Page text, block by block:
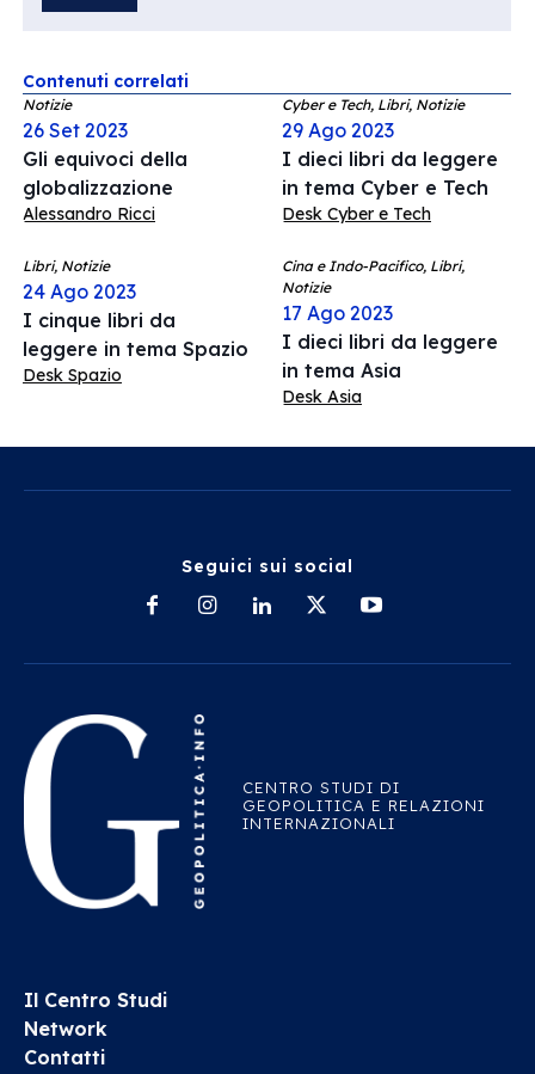
Contenuti correlati
Notizie
26 Set 2023
Gli equivoci della
globalizzazione
Alessandro Ricci
Cyber e Tech, Libri, Notizie
29 Ago 2023
I dieci libri da leggere
in tema Cyber e Tech
Desk Cyber e Tech
Libri, Notizie
24 Ago 2023
I cinque libri da
leggere in tema Spazio
Desk Spazio
Cina e Indo-Pacifico, Libri,
Notizie
17 Ago 2023
I dieci libri da leggere
in tema Asia
Desk Asia
Seguici sui social
CENTRO STUDI DI
GEOPOLITICA E RELAZIONI
INTERNAZIONALI
Il Centro Studi
Network
Contatti